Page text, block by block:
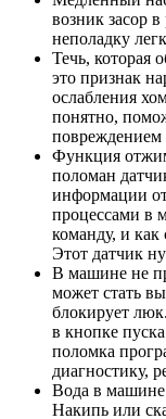
возник засор
неполадку
Течь, которая
это признак
ослабления
понятно,
Функция
поломан
информации
процессами в
команду, и как
Этот датчик
В машине не
может стать
блокирует
в кнопке
поломка
диагностику,
Вода в машине
Накипь или